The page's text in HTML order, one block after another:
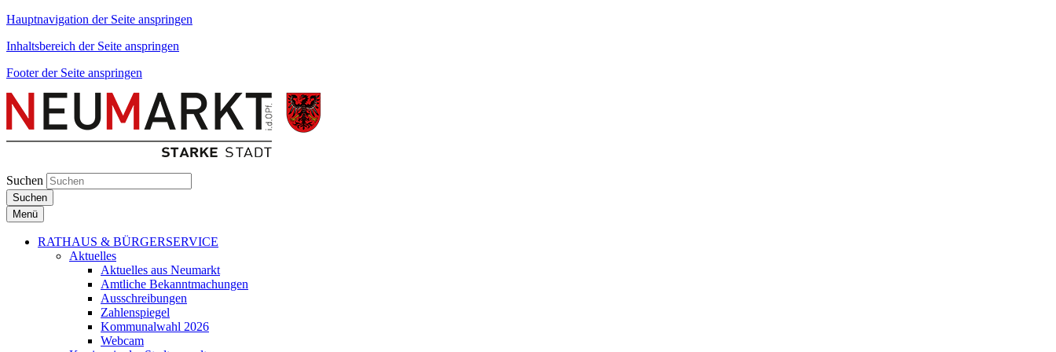
Hauptnavigation der Seite anspringen
Inhaltsbereich der Seite anspringen
Footer der Seite anspringen
Suchen
Suchen
Menü
RATHAUS & BÜRGERSERVICE
Aktuelles
Aktuelles aus Neumarkt
Amtliche Bekanntmachungen
Ausschreibungen
Zahlenspiegel
Kommunalwahl 2026
Webcam